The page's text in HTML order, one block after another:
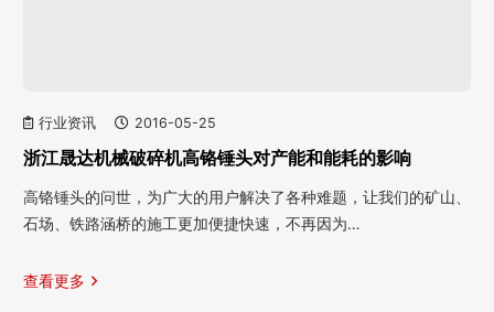
行业资讯 2016-05-25
浙江晟达机械破碎机高铬锤头对产能和能耗的影响
高铬锤头的问世，为广大的用户解决了各种难题，让我们的矿山、
石场、铁路涵桥的施工更加便捷快速，不再因为…
查看更多